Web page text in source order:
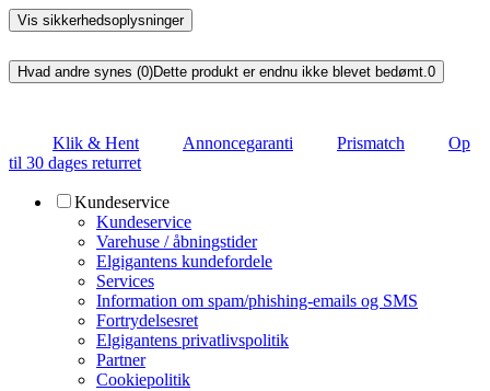
Vis sikkerhedsoplysninger
Hvad andre synes (0)Dette produkt er endnu ikke blevet bedømt.0
Klik & Hent Annoncegaranti Prismatch
Op
til 30 dages returret
Kundeservice
Kundeservice
Varehuse / åbningstider
Elgigantens kundefordele
Services
Information om spam/phishing-emails og SMS
Fortrydelsesret
Elgigantens privatlivspolitik
Partner
Cookiepolitik